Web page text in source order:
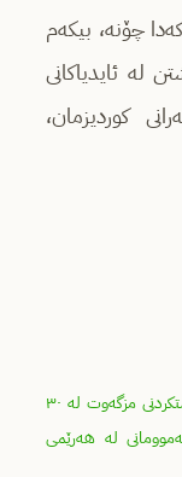
چۆنە، بیکەم
لە ئایدیاکانی
کوردیزمان،
تەواو پێچەوانەی لای خۆمان کە ڕێژەی دروستکردنی مزگەوت لە ٣٠
لە هەرێمی